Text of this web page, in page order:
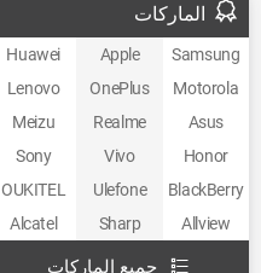
الماركات
Samsung
Apple
Huawei
Motorola
OnePlus
Lenovo
Asus
Realme
Meizu
Honor
Vivo
Sony
BlackBerry
Ulefone
OUKITEL
Allview
Sharp
Alcatel
جميع الماركات